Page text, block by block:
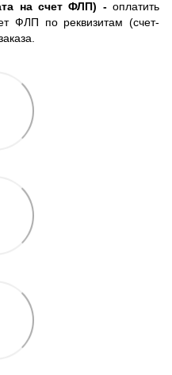
на счет ФЛП) -оплатить
ФЛП по реквизитам (счет-